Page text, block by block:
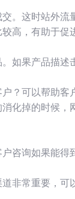
。这时站外流
高，有助于促
如果产品描述
？可以帮助客
化掉的时候，
咨询如果能得
非常重要，可